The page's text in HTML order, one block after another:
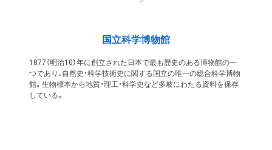
国立科学博物館
1877（明治10）年に創立された日本で最も歴史のある博物館の一
つであり、自然史・科学技術史に関する国立の唯一の総合科学博物
館。生物標本から地質・理工・科学史など多岐にわたる資料を保存
している。